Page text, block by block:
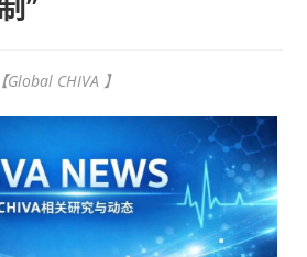
CHIVA 】